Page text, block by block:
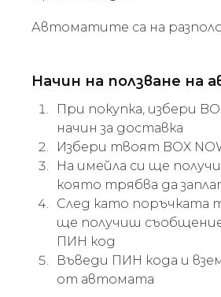
Автоматите са на
Начин на ползване на
При покупка, избери
начин за доставка
Избери твоят BOX
На имейла си ще
която трябва да
След като поръчката
ще получиш
ПИН код
Въведи ПИН кода и
от автомата